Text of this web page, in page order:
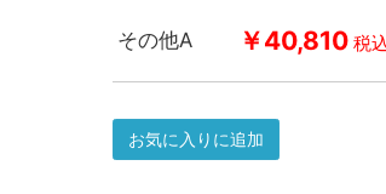
その他A ￥40,810 税
お気に入りに追加